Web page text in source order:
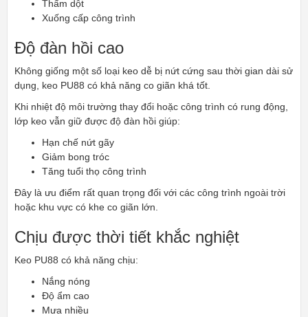
Thấm dột
Xuống cấp công trình
Độ đàn hồi cao
Không giống một số loại keo dễ bị nứt cứng sau thời gian dài sử
dụng, keo PU88 có khả năng co giãn khá tốt.
Khi nhiệt độ môi trường thay đổi hoặc công trình có rung động,
lớp keo vẫn giữ được độ đàn hồi giúp:
Hạn chế nứt gãy
Giảm bong tróc
Tăng tuổi thọ công trình
Đây là ưu điểm rất quan trọng đối với các công trình ngoài trời
hoặc khu vực có khe co giãn lớn.
Chịu được thời tiết khắc nghiệt
Keo PU88 có khả năng chịu:
Nắng nóng
Độ ẩm cao
Mưa nhiều